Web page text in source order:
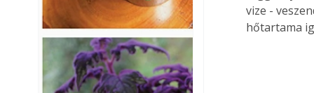
vize -
hőtartama